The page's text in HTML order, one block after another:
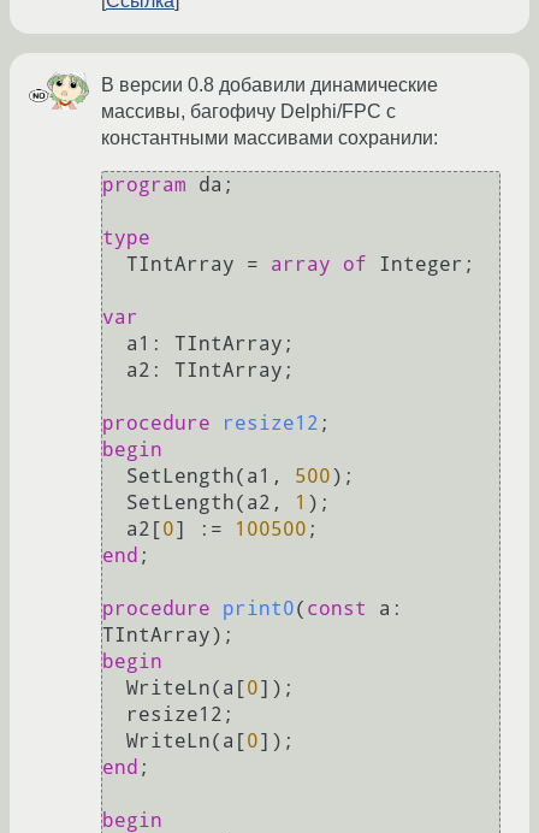
В версии 0.8 добавили динамические
массивы, багофичу Delphi/FPC с
константными массивами сохранили:
program da;
type
  TIntArray =
array of Integer;
var
procedure resize12 ;
begin
  SetLength(a1,
500);
  SetLength(a2,
1 );
  a2[
0] := 100500
end ;
procedure print0( const
a:
TIntArray) ;
begin
  WriteLn(a[
0]);
  WriteLn(a[
0
end ;
begin